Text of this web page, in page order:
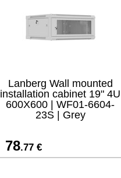
Lanberg Wall mounted
installation cabinet 19" 4U
600X600 | WF01-6604-
23S | Grey
78.77 €